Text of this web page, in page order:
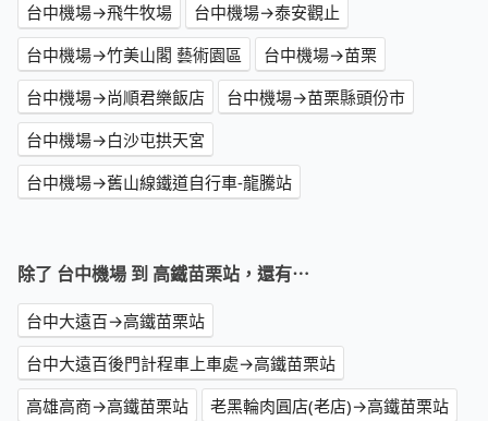
台中機場→飛牛牧場
台中機場→泰安觀止
台中機場→竹美山閣 藝術園區
台中機場→苗栗
台中機場→尚順君樂飯店
台中機場→苗栗縣頭份市
台中機場→白沙屯拱天宮
台中機場→舊山線鐵道自行車-龍騰站
除了 台中機場 到 高鐵苗栗站，還有⋯
台中大遠百→高鐵苗栗站
台中大遠百後門計程車上車處→高鐵苗栗站
高雄高商→高鐵苗栗站
老黑輪肉圓店(老店)→高鐵苗栗站